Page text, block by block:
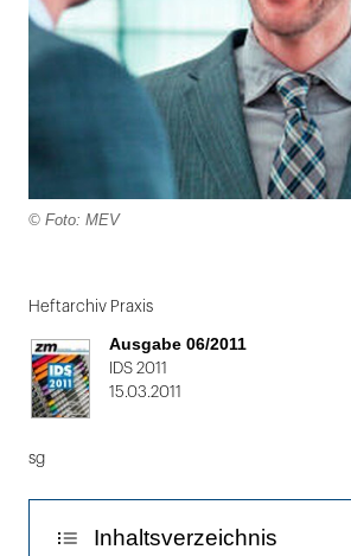
© Foto: MEV
1
von
2
Heftarchiv Praxis
Ausgabe 06/2011
IDS 2011
15.03.2011
sg
Inhaltsverzeichnis